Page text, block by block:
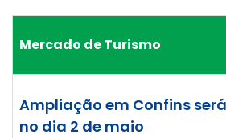
Mercado de Turismo
Ampliação em Confins
no dia 2 de maio